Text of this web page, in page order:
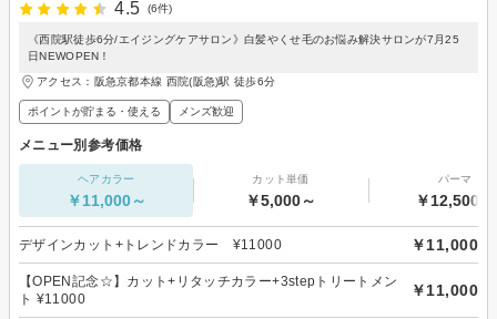
4.5
(6件)
《西院駅徒歩6分/エイジングケアサロン》白髪やくせ毛のお悩み解決サロンが7月25
日NEWOPEN！
アクセス：阪急京都本線 西院(阪急)駅 徒歩6分
ポイントが貯まる・使える メンズ歓迎
メニュー別参考価格
ヘアカラー
￥11,000～
カット単価
￥5,000～
パーマ
￥12,500～
デザインカット+トレンドカラー ¥11000 ￥11,000
【OPEN記念☆】カット+リタッチカラー+3stepトリートメン
ト ¥11000
￥11,000